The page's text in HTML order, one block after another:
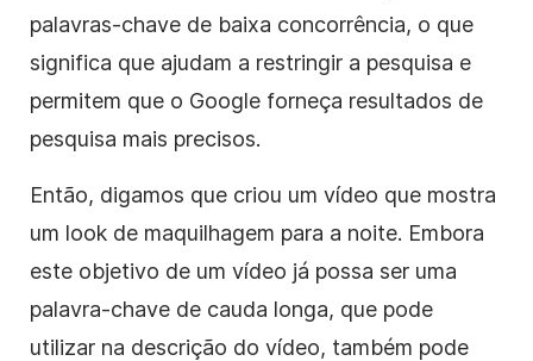
palavras-chave de baixa concorrência, o que
significa que ajudam a restringir a pesquisa e
permitem que o Google forneça resultados de
pesquisa mais precisos.
Então, digamos que criou um vídeo que mostra
um look de maquilhagem para a noite. Embora
este objetivo de um vídeo já possa ser uma
palavra-chave de cauda longa, que pode
utilizar na descrição do vídeo, também pode